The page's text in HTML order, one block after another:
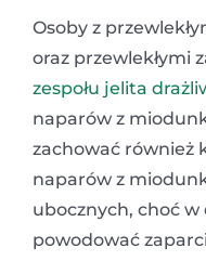
Osoby z
oraz przewlekłymi
zespołu jelita
naparów z
zachować również
naparów z
ubocznych, choć
powodować